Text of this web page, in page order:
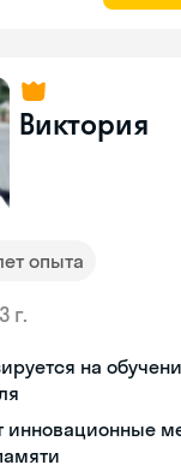
Виктория
опыта
г.
на
инновационные